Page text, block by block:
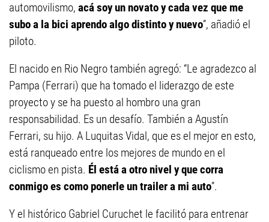
automovilismo, acá soy un novato y cada vez que me
subo a la bici aprendo algo distinto y nuevo”, añadió el
piloto.
El nacido en Rio Negro también agregó: “Le agradezco al
Pampa (Ferrari) que ha tomado el liderazgo de este
proyecto y se ha puesto al hombro una gran
responsabilidad. Es un desafío. También a Agustín
Ferrari, su hijo. A Luquitas Vidal, que es el mejor en esto,
está ranqueado entre los mejores de mundo en el
ciclismo en pista. Él está a otro nivel y que corra
conmigo es como ponerle un trailer a mi auto”.
Y el histórico Gabriel Curuchet le facilitó para entrenar